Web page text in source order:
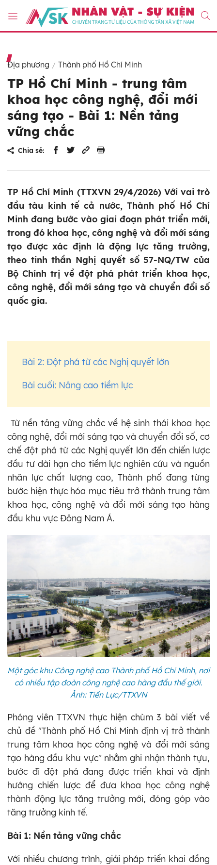
Địa phương Thành phố Hồ Chí Minh
TP Hồ Chí Minh - trung tâm
khoa học công nghệ, đổi mới
sáng tạo - Bài 1: Nền tảng
vững chắc
Chia sẻ:
TP Hồ Chí Minh (TTXVN 29/4/2026) Với vai trò
đầu tàu kinh tế cả nước, Thành phố Hồ Chí
Minh đang bước vào giai đoạn phát triển mới,
trong đó khoa học, công nghệ và đổi mới sáng
tạo được xác định là động lực tăng trưởng,
theo tinh thần Nghị quyết số 57-NQ/TW của
Bộ Chính trị về đột phá phát triển khoa học,
công nghệ, đổi mới sáng tạo và chuyển đổi số
quốc gia.
Bài 2: Đột phá từ các Nghị quyết lớn
Bài cuối: Nâng cao tiềm lực
Từ nền tảng vững chắc về hệ sinh thái khoa học
công nghệ, đổi mới sáng tạo và chuyển đổi số, cơ
chế đột phá từ các Nghị quyết lớn đến chiến lược
đầu tư dài hạn cho tiềm lực nghiên cứu và nguồn
nhân lực chất lượng cao, Thành phố đang từng
bước hiện thực hóa mục tiêu trở thành trung tâm
khoa học, công nghệ và đổi mới sáng tạo hàng
đầu khu vực Đông Nam Á.
Một góc khu Công nghệ cao Thành phố Hồ Chí Minh, nơi
có nhiều tập đoàn công nghệ cao hàng đầu thế giới.
Ảnh: Tiến Lực/TTXVN
Phóng viên TTXVN thực hiện chùm 3 bài viết về
chủ đề "Thành phố Hồ Chí Minh định vị trở thành
trung tâm khoa học công nghệ và đổi mới sáng
tạo hàng đầu khu vực" nhằm ghi nhận thành tựu,
bước đi đột phá đang được triển khai và định
hướng chiến lược để đưa khoa học công nghệ
thành động lực tăng trưởng mới, đóng góp vào
tăng trưởng kinh tế.
Bài 1: Nền tảng vững chắc
Với nhiều chương trình, giải pháp triển khai đồng